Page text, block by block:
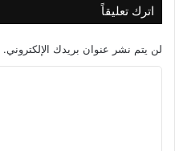
اترك تعليقاً
لن يتم نشر عنوان بريدك الإلكتروني.